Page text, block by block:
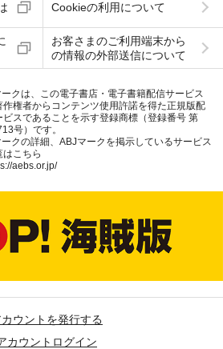
Cookieの利用について
お客さまのご利用端末から
の情報の外部送信について
クは、この電子書店・電子書籍配信サービス
作権者からコンテンツ使用許諾を得た正規版配
ビスであることを示す登録商標（登録番号 第
号）です。
クの詳細、ABJマークを掲示しているサービス
はこちら
aebs.or.jp/
ウントを発行する
カウントログイン